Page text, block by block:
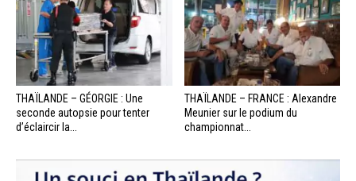
THAÏLANDE – GÉORGIE : Une
seconde autopsie pour tenter
d’éclaircir la...
THAÏLANDE – FRANCE : Alexandre
Meunier sur le podium du
championnat...